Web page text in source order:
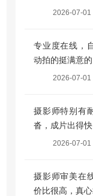
2026-07-01
专业度在线，
动拍的挺满意的
2026-07-01
摄影师特别有
沓，成片出得
2026-07-01
摄影师审美在
价比很高，真